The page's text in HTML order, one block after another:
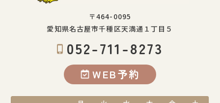
〒464-0095
愛知県名古屋市千種区天満通１丁目５
052-711-8273
WEB予約